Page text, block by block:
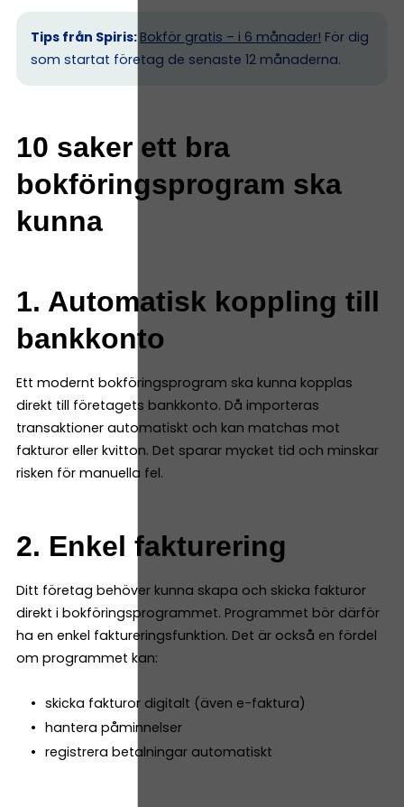
Tips från Spiris: Bokför gratis – i 6 månader! För dig
som startat företag de senaste 12 månaderna.
10 saker ett bra
bokföringsprogram ska
kunna
1. Automatisk koppling till
bankkonto
Ett modernt bokföringsprogram ska kunna kopplas
direkt till företagets bankkonto. Då importeras
transaktioner automatiskt och kan matchas mot
fakturor eller kvitton. Det sparar mycket tid och minskar
risken för manuella fel.
2. Enkel fakturering
Ditt företag behöver kunna skapa och skicka fakturor
direkt i bokföringsprogrammet. Programmet bör därför
ha en enkel faktureringsfunktion. Det är också en fördel
om programmet kan:
skicka fakturor digitalt (även e-faktura)
hantera påminnelser
registrera betalningar automatiskt